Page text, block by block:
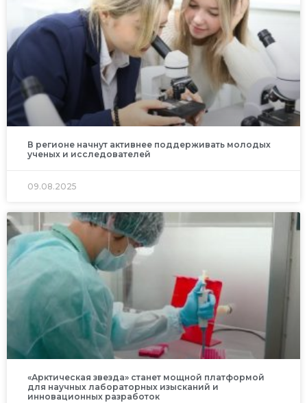
В регионе начнут активнее поддерживать молодых
ученых и исследователей
09.08.2025
«Арктическая звезда» станет мощной платформой
для научных лабораторных изысканий и
инновационных разработок